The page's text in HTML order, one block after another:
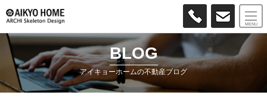
BLOG
アイキョーホームの不動産ブログ
MENU